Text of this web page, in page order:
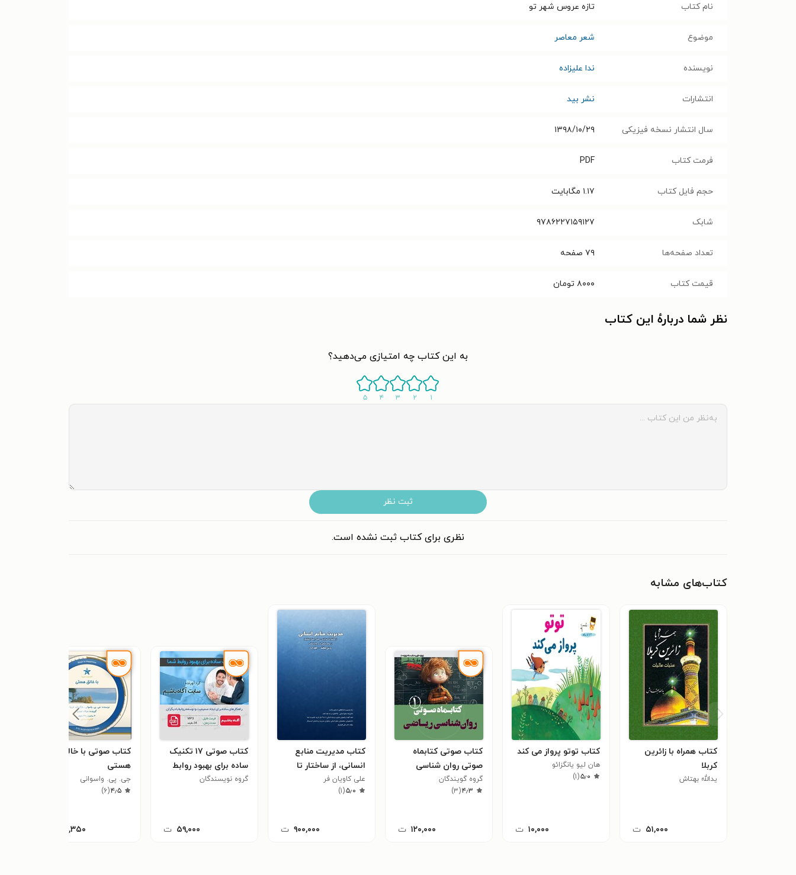
نام کتاب تازه عروس شهر تو
موضوع شعر معاصر
نویسنده ندا علیزاده
انتشارات نشر بید
سال انتشار نسخه فیزیکی ۱۳۹۸/۱۰/۲۹
فرمت کتاب PDF
حجم فایل کتاب ۱.۱۷ مگابایت
شابک ۹۷۸۶۲۲۷۱۵۹۱۲۷
تعداد صفحه‌ها ۷۹ صفحه
قیمت کتاب ۸۰۰۰ تومان
نظر شما دربارهٔ این کتاب
به این کتاب چه امتیازی می‌دهید؟
۱ ۲ ۳ ۴ ۵
ثبت نظر
نظری برای کتاب ثبت نشده است.
کتاب‌های مشابه
کتاب همراه با زائرین
کربلا
یدالله بهتاش
۵۱,۰۰۰ ت
کتاب توتو پرواز می کند
هان لیو یانگزائو
۵٫۰(۱)
۱۰,۰۰۰ ت
کتاب صوتی کتابماه
صوتی روان‌ شناسی
ریاضی (شماره اول)
گروه گویندگان
۴٫۳(۳)
۱۲۰,۰۰۰ ت
کتاب مدیریت منابع
انسانی، از ساختار تا
استراتژی (جلد اول)
علی کاویان فر
۵٫۰(۱)
۹۰۰,۰۰۰ ت
کتاب صوتی ۱۷ تکنیک
ساده برای بهبود روابط
شما
گروه نویسندگان
۵۹,۰۰۰ ت
کتاب صوتی با خالق
هستی
جی. پی. واسوانی
۴٫۵(۶)
۲۸,۳۵۰